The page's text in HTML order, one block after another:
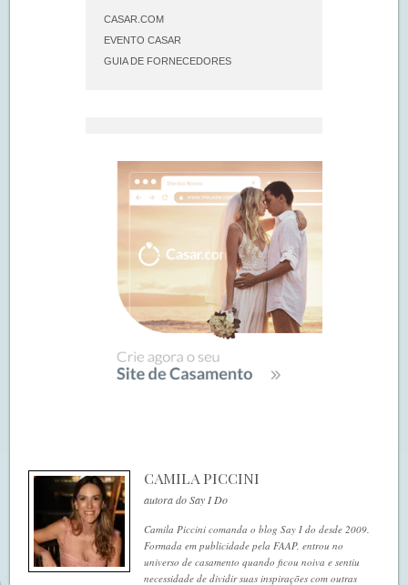
CASAR.COM
EVENTO CASAR
GUIA DE FORNECEDORES
CAMILA PICCINI
autora do Say I Do
Camila Piccini comanda o blog Say I do desde 2009.
Formada em publicidade pela FAAP, entrou no
universo de casamento quando ficou noiva e sentiu
necessidade de dividir suas inspirações com outras